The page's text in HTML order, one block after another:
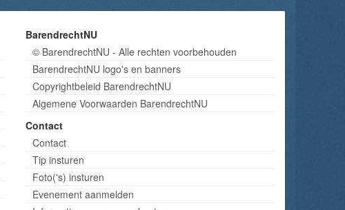
BarendrechtNU
© BarendrechtNU - Alle rechten voorbehouden
BarendrechtNU logo's en banners
Copyrightbeleid BarendrechtNU
Algemene Voorwaarden BarendrechtNU
Contact
Contact
Tip insturen
Foto('s) insturen
Evenement aanmelden